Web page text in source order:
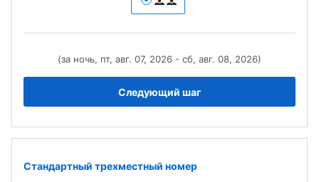
(за ночь, пт, авг. 07, 2026 - сб, авг. 08, 2026)
Следующий шаг
Стандартный трехместный номер